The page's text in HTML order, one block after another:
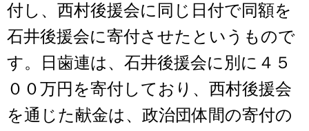
付し、西村後援会に同じ日付で同額を
石井後援会に寄付させたというもので
す。日歯連は、石井後援会に別に４５
００万円を寄付しており、西村後援会
を通じた献金は、政治団体間の寄付の